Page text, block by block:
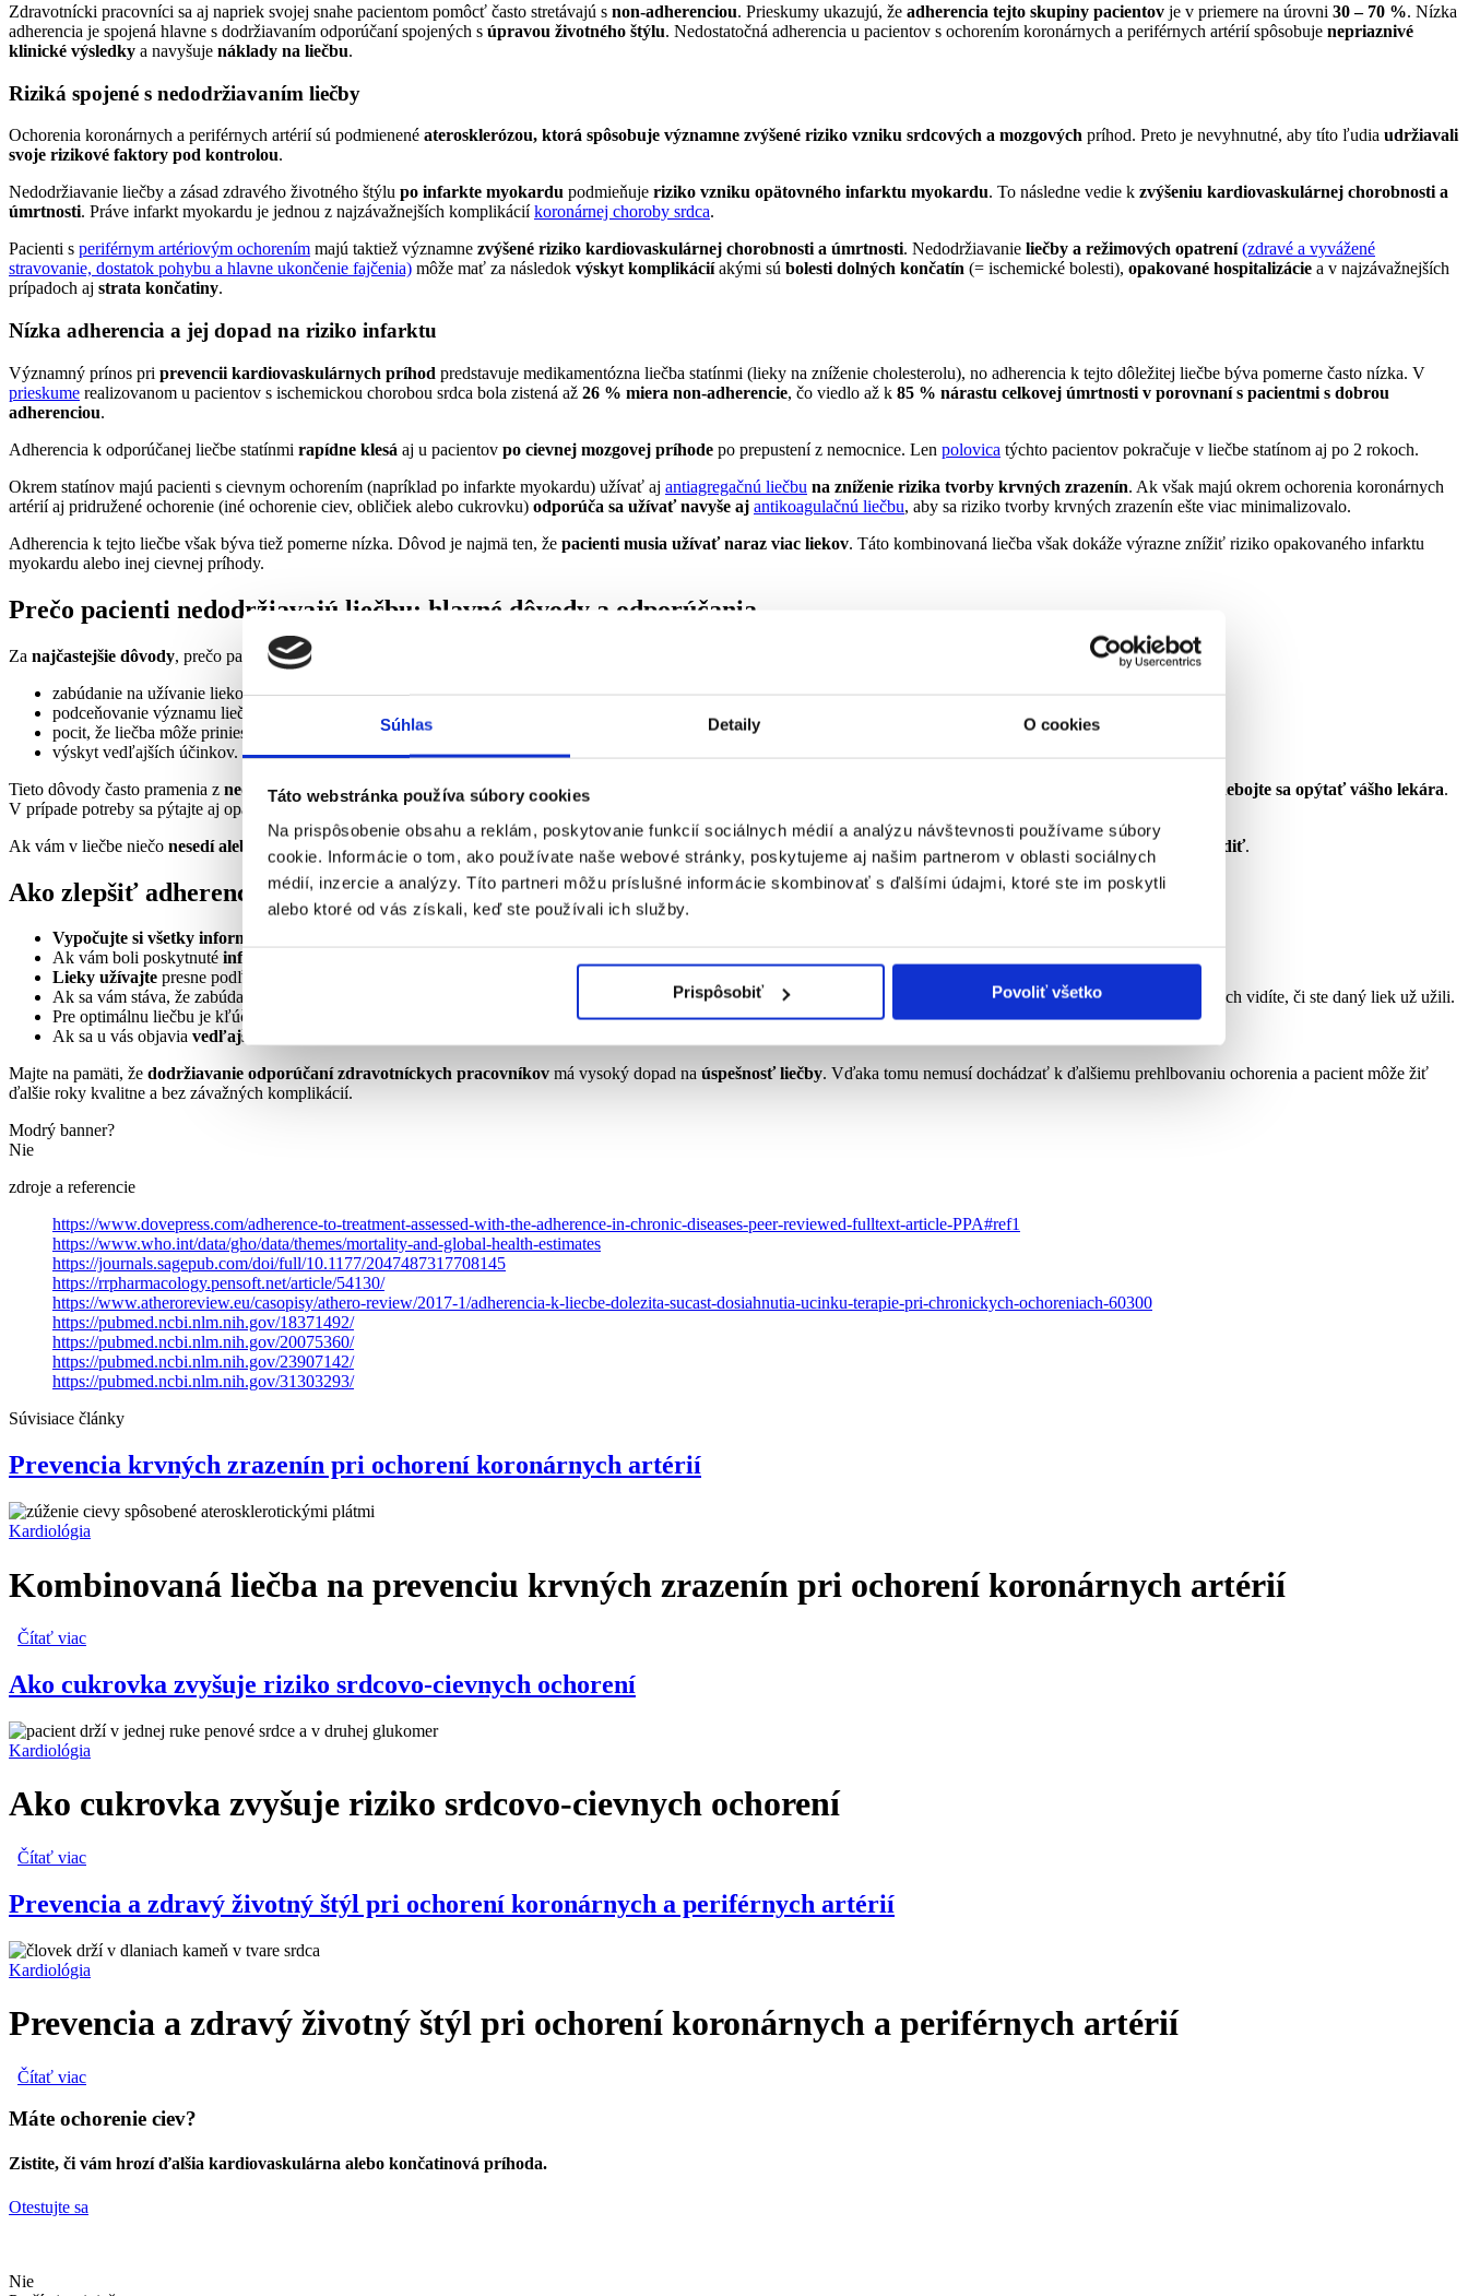
Súhlas Detaily O cookies
Táto webstránka používa súbory cookies
Na prispôsobenie obsahu a reklám, poskytovanie funkcií sociálnych médií a analýzu návštevnosti používame súbory
cookie. Informácie o tom, ako používate naše webové stránky, poskytujeme aj našim partnerom v oblasti sociálnych
médií, inzercie a analýzy. Títo partneri môžu príslušné informácie skombinovať s ďalšími údajmi, ktoré ste im poskytli
alebo ktoré od vás získali, keď ste používali ich služby.
Prispôsobiť Povoliť všetko
Zdravotnícki pracovníci sa aj napriek svojej snahe pacientom pomôcť často stretávajú s non-adherenciou. Prieskumy ukazujú, že adherencia tejto skupiny pacientov je v priemere na úrovni 30 – 70 %. Nízka
adherencia je spojená hlavne s dodržiavaním odporúčaní spojených s úpravou životného štýlu. Nedostatočná adherencia u pacientov s ochorením koronárnych a periférnych artérií spôsobuje nepriaznivé
klinické výsledky a navyšuje náklady na liečbu.
Riziká spojené s nedodržiavaním liečby
Ochorenia koronárnych a periférnych artérií sú podmienené aterosklerózou, ktorá spôsobuje významne zvýšené riziko vzniku srdcových a mozgových príhod. Preto je nevyhnutné, aby títo ľudia udržiavali
svoje rizikové faktory pod kontrolou.
Nedodržiavanie liečby a zásad zdravého životného štýlu po infarkte myokardu podmieňuje riziko vzniku opätovného infarktu myokardu. To následne vedie k zvýšeniu kardiovaskulárnej chorobnosti a
úmrtnosti. Práve infarkt myokardu je jednou z najzávažnejších komplikácií koronárnej choroby srdca.
Pacienti s periférnym artériovým ochorením majú taktiež významne zvýšené riziko kardiovaskulárnej chorobnosti a úmrtnosti. Nedodržiavanie liečby a režimových opatrení (zdravé a vyvážené
stravovanie, dostatok pohybu a hlavne ukončenie fajčenia) môže mať za následok výskyt komplikáciíakými sú bolesti dolných končatín (= ischemické bolesti), opakované hospitalizácie a v najzávažnejších
prípadoch aj strata končatiny.
Nízka adherencia a jej dopad na riziko infarktu
Významný prínos pri prevencii kardiovaskulárnych príhod predstavuje medikamentózna liečba statínmi (lieky na zníženie cholesterolu), no adherencia k tejto dôležitej liečbe býva pomerne často nízka. V
prieskume realizovanom u pacientov s ischemickou chorobou srdca bola zistená až 26 % miera non-adherencie, čo viedlo až k 85 % nárastu celkovej úmrtnosti v porovnaní s pacientmi s dobrou
adherenciou.
Adherencia k odporúčanej liečbe statínmi rapídne klesá aj u pacientov po cievnej mozgovej príhode po prepustení z nemocnice. Len polovica týchto pacientov pokračuje v liečbe statínom aj po 2 rokoch.
Okrem statínov majú pacienti s cievnym ochorením (napríklad po infarkte myokardu) užívať aj antiagregačnú liečbu na zníženie rizika tvorby krvných zrazenín. Ak však majú okrem ochorenia koronárnych
artérií aj pridružené ochorenie (iné ochorenie ciev, obličiek alebo cukrovku) odporúča sa užívať navyše aj antikoagulačnú liečbu, aby sa riziko tvorby krvných zrazenín ešte viac minimalizovalo.
Adherencia k tejto liečbe však býva tiež pomerne nízka. Dôvod je najmä ten, že pacienti musia užívať naraz viac liekov. Táto kombinovaná liečba však dokáže výrazne znížiť riziko opakovaného infarktu
myokardu alebo inej cievnej príhody.
Prečo pacienti nedodržiavajú liečbu: hlavné dôvody a odporúčania
Za najčastejšie dôvody, prečo pacient nedodržiava odporúčanú liečbu, sa uvádza:
zabúdanie na užívanie liekov,
podceňovanie významu liečby,
pocit, že liečba môže priniesť viac škody ako úžitku alebo nepomáha,
výskyt vedľajších účinkov.
Tieto dôvody často pramenia z nedostatku pochopenia podstaty liečebného postupu a prínosu liečby nebojte sa opýtať vášho lekára.
V prípade potreby sa pýtajte aj opakovane.
Ak vám v liečbe niečo nesedí alebo nevyhovuje , nebojte sa obrátiť na vášho lekára a/alebo lekárnikapredtým, ako by ste samovoľne urobili krok, ktorý by vám mohol uškodiť.
Ako zlepšiť adherenciu, a tým účinnosť liečby?
Vypočujte si všetky informácie
Ak vám boli poskytnuté informačné materiály
Lieky užívajte presne podľa odporúčania lekára.
Ak sa vám stáva, že zabúdate liek užiť, používajte formy
(napríklad upozornenia v mobilnom telefóne). Užívanie vám uľahčia ajdávkovače liekov
, v ktorých vidíte, či ste daný liek už užili.
Pre optimálnu liečbu je kľúčové
dodržiavať zásady zdravého životného štýlua odporúčania lekára.
Ak sa u vás objavia vedľajšie účinky
Majte na pamäti, že dodržiavanie odporúčaní zdravotníckych pracovníkov má vysoký dopad na úspešnosť liečby. Vďaka tomu nemusí dochádzať k ďalšiemu prehlbovaniu ochorenia a pacient môže žiť
ďalšie roky kvalitne a bez závažných komplikácií.
Modrý banner?
Nie
zdroje a referencie
https://www.dovepress.com/adherence-to-treatment-assessed-with-the-adherence-in-chronic-diseases-peer-reviewed-fulltext-article-PPA#ref1
https://www.who.int/data/gho/data/themes/mortality-and-global-health-estimates
https://journals.sagepub.com/doi/full/10.1177/2047487317708145
https://rrpharmacology.pensoft.net/article/54130/
https://www.atheroreview.eu/casopisy/athero-review/2017-1/adherencia-k-liecbe-dolezita-sucast-dosiahnutia-ucinku-terapie-pri-chronickych-ochoreniach-60300
https://pubmed.ncbi.nlm.nih.gov/18371492/
https://pubmed.ncbi.nlm.nih.gov/20075360/
https://pubmed.ncbi.nlm.nih.gov/23907142/
https://pubmed.ncbi.nlm.nih.gov/31303293/
Súvisiace články
Prevencia krvných zrazenín pri ochorení koronárnych artérií
Kardiológia
Kombinovaná liečba na prevenciu krvných zrazenín pri ochorení koronárnych artérií
Čítať viac
Ako cukrovka zvyšuje riziko srdcovo-cievnych ochorení
Kardiológia
Ako cukrovka zvyšuje riziko srdcovo-cievnych ochorení
Čítať viac
Prevencia a zdravý životný štýl pri ochorení koronárnych a periférnych artérií
Kardiológia
Prevencia a zdravý životný štýl pri ochorení koronárnych a periférnych artérií
Čítať viac
Máte ochorenie ciev?
Zistite, či vám hrozí ďalšia kardiovaskulárna alebo končatinová príhoda.
Otestujte sa
Nie